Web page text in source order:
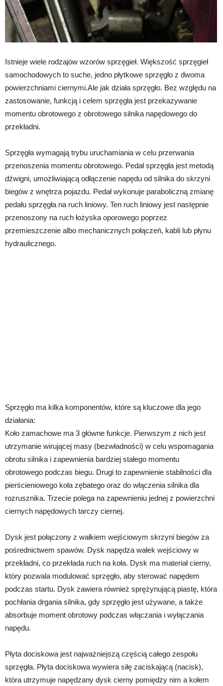
Istnieje wiele rodzajów wzorów sprzęgieł. Większość sprzęgieł
samochodowych to suche, jedno płytkowe sprzęgło z dwoma
powierzchniami ciernymi.Ale jak działa sprzęgło. Bez względu na
zastosowanie, funkcją i celem sprzęgła jest przekazywanie
momentu obrotowego z obrotowego silnika napędowego do
przekładni.
Sprzęgła wymagają trybu uruchamiania w celu przerwania
przenoszenia momentu obrotowego. Pedał sprzęgła jest metodą
dźwigni, umożliwiającą odłączenie napędu od silnika do skrzyni
biegów z wnętrza pojazdu. Pedał wykonuje paraboliczną zmianę
pedału sprzęgła na ruch liniowy. Ten ruch liniowy jest następnie
przenoszony na ruch łożyska oporowego poprzez
przemieszczenie albo mechanicznych połączeń, kabli lub płynu
hydraulicznego.
Sprzęgło ma kilka komponentów, które są kluczowe dla jego
działania:
Koło zamachowe ma 3 główne funkcje. Pierwszym z nich jest
utrzymanie wirującej masy (bezwładności) w celu wspomagania
obrotu silnika i zapewnienia bardziej stałego momentu
obrotowego podczas biegu. Drugi to zapewnienie stabilności dla
pierścieniowego koła zębatego oraz do włączenia silnika dla
rozrusznika. Trzecie polega na zapewnieniu jednej z powierzchni
ciernych napędowych tarczy ciernej.
Dysk jest połączony z wałkiem wejściowym skrzyni biegów za
pośrednictwem spawów. Dysk napędza wałek wejściowy w
przekładni, co przekłada ruch na koła. Dysk ma materiał cierny,
który pozwala modulować sprzęgło, aby sterować napędem
podczas startu. Dysk zawiera również sprężynującą piastę, która
pochłania drgania silnika, gdy sprzęgło jest używane, a także
absorbuje moment obrotowy podczas włączania i wyłączania
napędu.
Płyta dociskowa jest najważniejszą częścią całego zespołu
sprzęgła. Płyta dociskowa wywiera siłę zaciskającą (nacisk),
która utrzymuje napędzany dysk cierny pomiędzy nim a kołem